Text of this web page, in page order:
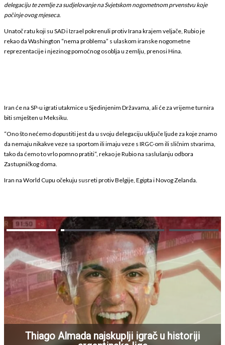
delegaciju te zemlje za sudjelovanje na Svjetskom nogometnom prvenstvu koje
počinje ovog mjeseca.
Unatoč ratu koji su SAD i Izrael pokrenuli protiv Irana krajem veljače, Rubio je
rekao da Washington “nema problema” s ulaskom iranske nogometne
reprezentacije i njezinog pomoćnog osoblja u zemlju, prenosi Hina.
Iran će na SP-u igrati utakmice u Sjedinjenim Državama, ali će za vrijeme turnira
biti smješten u Meksiku.
“Ono što nećemo dopustiti jest da u svoju delegaciju uključe ljude za koje znamo
da nemaju nikakve veze sa sportom ili imaju veze s IRGC-om ili sličnim stvarima,
tako da ćemo to vrlo pomno pratiti“, rekao je Rubio na saslušanju odbora
Zastupničkog doma.
Iran na World Cupu očekuju susreti protiv Belgije, Egipta i Novog Zelanda.
Thiago Almada najskuplji igrač u historiji